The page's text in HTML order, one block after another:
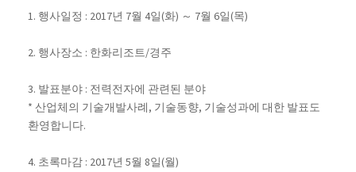
1. 행사일정 : 2017년 7월 4일(화) ～ 7월 6일(목)
2. 행사장소 : 한화리조트/경주
3. 발표분야 : 전력전자에 관련된 분야
* 산업체의 기술개발사례, 기술동향, 기술성과에 대한 발표도
환영합니다.
4. 초록마감 : 2017년 5월 8일(월)